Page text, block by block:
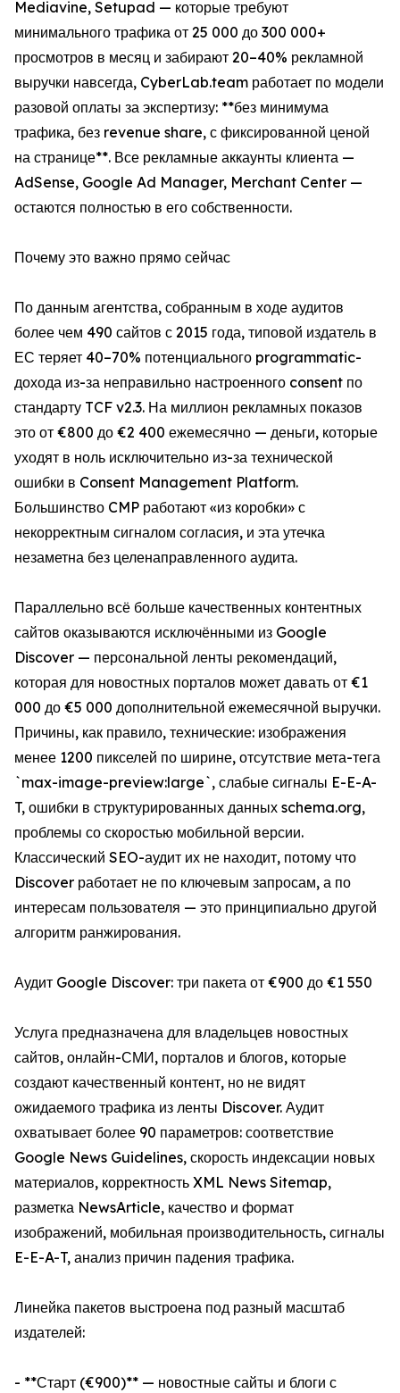
Mediavine, Setupad — которые требуют
минимального трафика от 25 000 до 300 000+
просмотров в месяц и забирают 20–40% рекламной
выручки навсегда, CyberLab.team работает по модели
разовой оплаты за экспертизу: **без минимума
трафика, без revenue share, с фиксированной ценой
на странице**. Все рекламные аккаунты клиента —
AdSense, Google Ad Manager, Merchant Center —
остаются полностью в его собственности.
Почему это важно прямо сейчас
По данным агентства, собранным в ходе аудитов
более чем 490 сайтов с 2015 года, типовой издатель в
ЕС теряет 40–70% потенциального programmatic-
дохода из-за неправильно настроенного consent по
стандарту TCF v2.3. На миллион рекламных показов
это от €800 до €2 400 ежемесячно — деньги, которые
уходят в ноль исключительно из-за технической
ошибки в Consent Management Platform.
Большинство CMP работают «из коробки» с
некорректным сигналом согласия, и эта утечка
незаметна без целенаправленного аудита.
Параллельно всё больше качественных контентных
сайтов оказываются исключёнными из Google
Discover — персональной ленты рекомендаций,
которая для новостных порталов может давать от €1
000 до €5 000 дополнительной ежемесячной выручки.
Причины, как правило, технические: изображения
менее 1200 пикселей по ширине, отсутствие мета-тега
`max-image-preview:large`, слабые сигналы E-E-A-
T, ошибки в структурированных данных schema.org,
проблемы со скоростью мобильной версии.
Классический SEO-аудит их не находит, потому что
Discover работает не по ключевым запросам, а по
интересам пользователя — это принципиально другой
алгоритм ранжирования.
Аудит Google Discover: три пакета от €900 до €1 550
Услуга предназначена для владельцев новостных
сайтов, онлайн-СМИ, порталов и блогов, которые
создают качественный контент, но не видят
ожидаемого трафика из ленты Discover. Аудит
охватывает более 90 параметров: соответствие
Google News Guidelines, скорость индексации новых
материалов, корректность XML News Sitemap,
разметка NewsArticle, качество и формат
изображений, мобильная производительность, сигналы
E-E-A-T, анализ причин падения трафика.
Линейка пакетов выстроена под разный масштаб
издателей:
- **Старт (€900)** — новостные сайты и блоги с